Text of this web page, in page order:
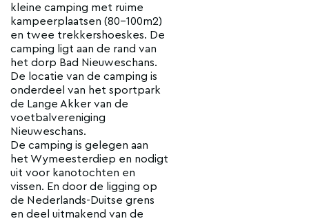
kleine camping met ruime
kampeerplaatsen (80-100m2)
en twee trekkershoeskes. De
camping ligt aan de rand van
het dorp Bad Nieuweschans.
De locatie van de camping is
onderdeel van het sportpark
de Lange Akker van de
voetbalvereniging
Nieuweschans.
De camping is gelegen aan
het Wymeesterdiep en nodigt
uit voor kanotochten en
vissen. En door de ligging op
de Nederlands-Duitse grens
en deel uitmakend van de